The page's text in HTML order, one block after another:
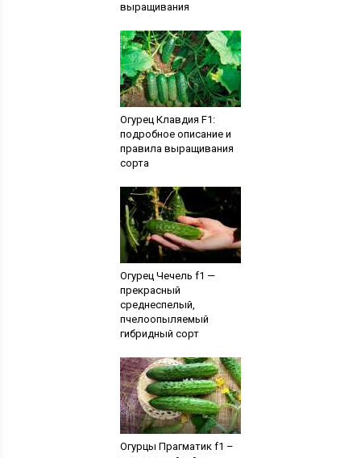
выращивания
Огурец Клавдия F1:
подробное описание и
правила выращивания
сорта
Огурец Чечель f1 —
прекрасный
среднеспелый,
пчелоопыляемый
гибридный сорт
Огурцы Прагматик f1 –